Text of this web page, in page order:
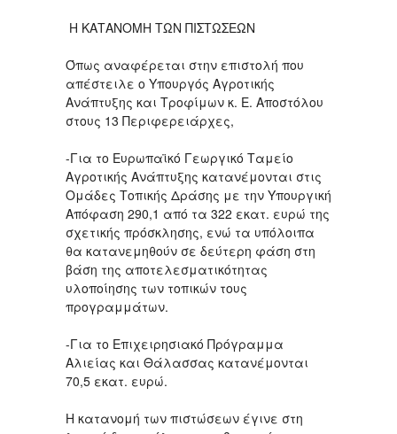
Η ΚΑΤΑΝΟΜΗ ΤΩΝ ΠΙΣΤΩΣΕΩΝ
Όπως αναφέρεται στην επιστολή που
απέστειλε ο Υπουργός Αγροτικής
Ανάπτυξης και Τροφίμων κ. Ε. Αποστόλου
στους 13 Περιφερειάρχες,
-Για το Ευρωπαϊκό Γεωργικό Ταμείο
Αγροτικής Ανάπτυξης κατανέμονται στις
Ομάδες Τοπικής Δράσης με την Υπουργική
Απόφαση 290,1 από τα 322 εκατ. ευρώ της
σχετικής πρόσκλησης, ενώ τα υπόλοιπα
θα κατανεμηθούν σε δεύτερη φάση στη
βάση της αποτελεσματικότητας
υλοποίησης των τοπικών τους
προγραμμάτων.
-Για το Επιχειρησιακό Πρόγραμμα
Αλιείας και Θάλασσας κατανέμονται
70,5 εκατ. ευρώ.
Η κατανομή των πιστώσεων έγινε στη